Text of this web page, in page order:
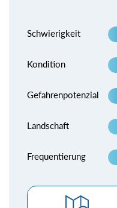
Schwierigkeit
Kondition
Gefahrenpotenzial
Landschaft
Frequentierung